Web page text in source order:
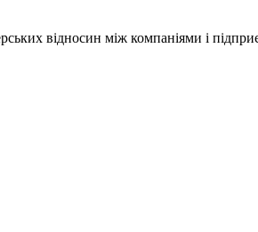
відносин між компаніями і